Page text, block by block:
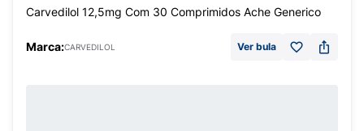
Carvedilol 12,5mg Com 30 Comprimidos Ache Generico
Marca:CARVEDILOL Ver bula